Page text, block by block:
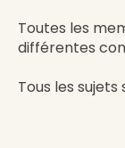
Toutes les
différentes
Tous les